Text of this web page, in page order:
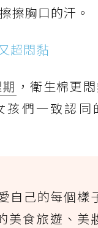
擦胸口的汗。
超悶黏
，衛生棉更
孩們一致認同
自己的每個樣
美食旅遊、美